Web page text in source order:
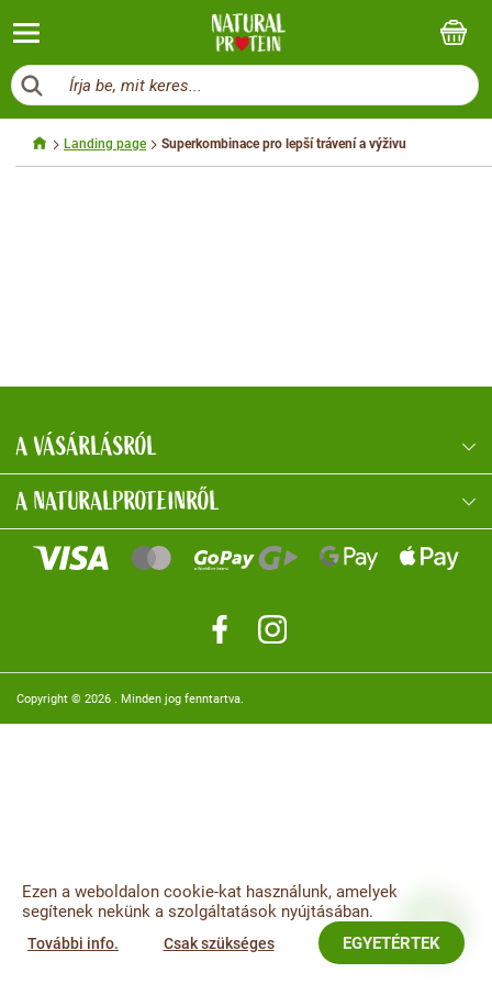
Írja be, mit keres...
Landing page Superkombinace pro lepší trávení a výživu
A VÁSÁRLÁSRÓL
A NATURALPROTEINRŐL
Copyright © 2026 . Minden jog fenntartva.
Ezen a weboldalon cookie-kat használunk, amelyek
segítenek nekünk a szolgáltatások nyújtásában.
További info. Csak szükséges EGYETÉRTEK